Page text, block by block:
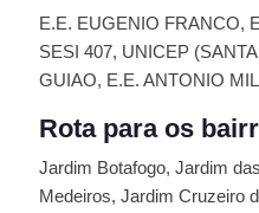
E.E. EUGENIO FRANCO,
SESI 407, UNICEP
GUIAO, E.E. ANTONIO
Rota para os
Jardim Botafogo, Jardim
Medeiros, Jardim Cruzeiro